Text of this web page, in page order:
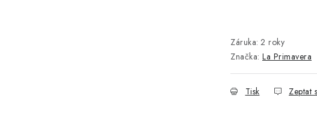
Záruka: 2 roky
Značka: La Primavera
Tisk Zeptat